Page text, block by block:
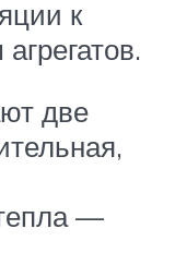
к
две
—